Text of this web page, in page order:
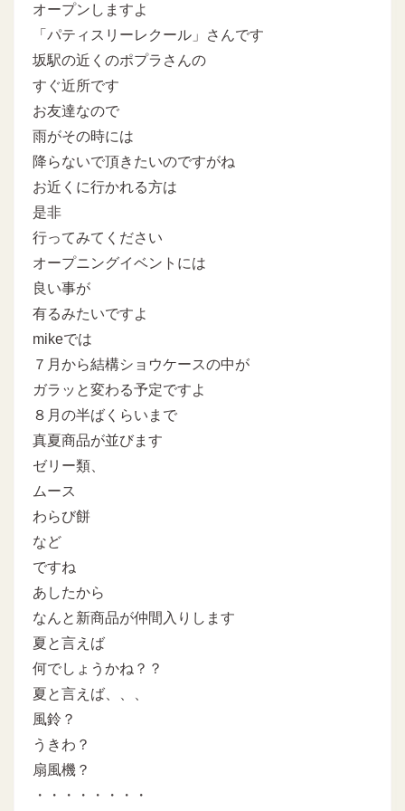
オープンしますよ
「パティスリーレクール」さんです
坂駅の近くのポプラさんの
すぐ近所です
お友達なので
雨がその時には
降らないで頂きたいのですがね
お近くに行かれる方は
是非
行ってみてください
オープニングイベントには
良い事が
有るみたいですよ
mikeでは
７月から結構ショウケースの中が
ガラッと変わる予定ですよ
８月の半ばくらいまで
真夏商品が並びます
ゼリー類、
ムース
わらび餅
など
ですね
あしたから
なんと新商品が仲間入りします
夏と言えば
何でしょうかね？？
夏と言えば、、、
風鈴？
うきわ？
扇風機？
・・・・・・・・